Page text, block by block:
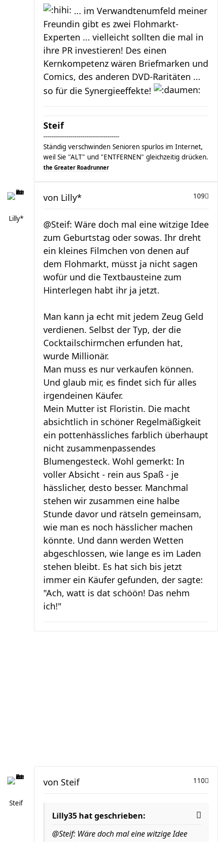
... im Verwandtenumfeld meiner
Freundin gibt es zwei Flohmarkt-
Experten ... vielleicht sollten die mal in
ihre PR investieren! Des einen
Kernkompetenz wären Briefmarken und
Comics, des anderen DVD-Raritäten ...
so für die Synergieeffekte!
Steif
---------------------------------------
Ständig verschwinden Senioren spurlos im Internet,
weil Sie "ALT" und "ENTFERNEN" gleichzeitig drücken.
the Greater Roadrunner
Lilly*
109
von Lilly*
@Steif: Wäre doch mal eine witzige Idee
zum Geburtstag oder sowas. Ihr dreht
ein kleines Filmchen von denen auf
dem Flohmarkt, müsst ja nicht sagen
wofür und die Textbausteine zum
Hinterlegen habt ihr ja jetzt.
Man kann ja echt mit jedem Zeug Geld
verdienen. Selbst der Typ, der die
Cocktailschirmchen erfunden hat,
wurde Millionär.
Man muss es nur verkaufen können.
Und glaub mir, es findet sich für alles
irgendeinen Käufer.
Mein Mutter ist Floristin. Die macht
absichtlich in schöner Regelmäßigkeit
ein pottenhässliches farblich überhaupt
nicht zusammenpassendes
Blumengesteck. Wohl gemerkt: In
voller Absicht - rein aus Spaß - je
hässlicher, desto besser. Manchmal
stehen wir zusammen eine halbe
Stunde davor und rätseln gemeinsam,
wie man es noch hässlicher machen
könnte. Und dann werden Wetten
abgeschlossen, wie lange es im Laden
stehen bleibt. Es hat sich bis jetzt
immer ein Käufer gefunden, der sagte:
"Ach, watt is dat schöön! Das nehm
ich!"
Steif
110
von Steif
Lilly35 hat geschrieben:
@Steif: Wäre doch mal eine witzige Idee